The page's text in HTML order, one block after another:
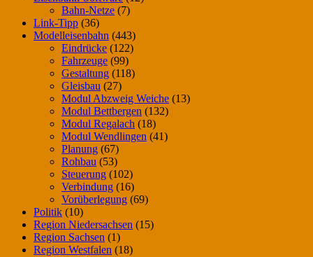
Bahn-Netze (7)
Link-Tipp (36)
Modelleisenbahn (443)
Eindrücke (122)
Fahrzeuge (99)
Gestaltung (118)
Gleisbau (27)
Modul Abzweig Weiche (13)
Modul Bettbergen (132)
Modul Regalach (18)
Modul Wendlingen (41)
Planung (67)
Rohbau (53)
Steuerung (102)
Verbindung (16)
Vorüberlegung (69)
Politik (10)
Region Niedersachsen (15)
Region Sachsen (1)
Region Westfalen (18)